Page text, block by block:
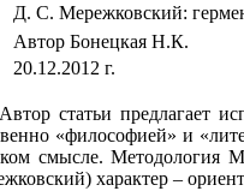
Д. С. Мережковский:
Автор Бонецкая Н.К.
20.12.2012 г.
Автор статьи предлагает
«философией» и
смысле. Методология
характер –